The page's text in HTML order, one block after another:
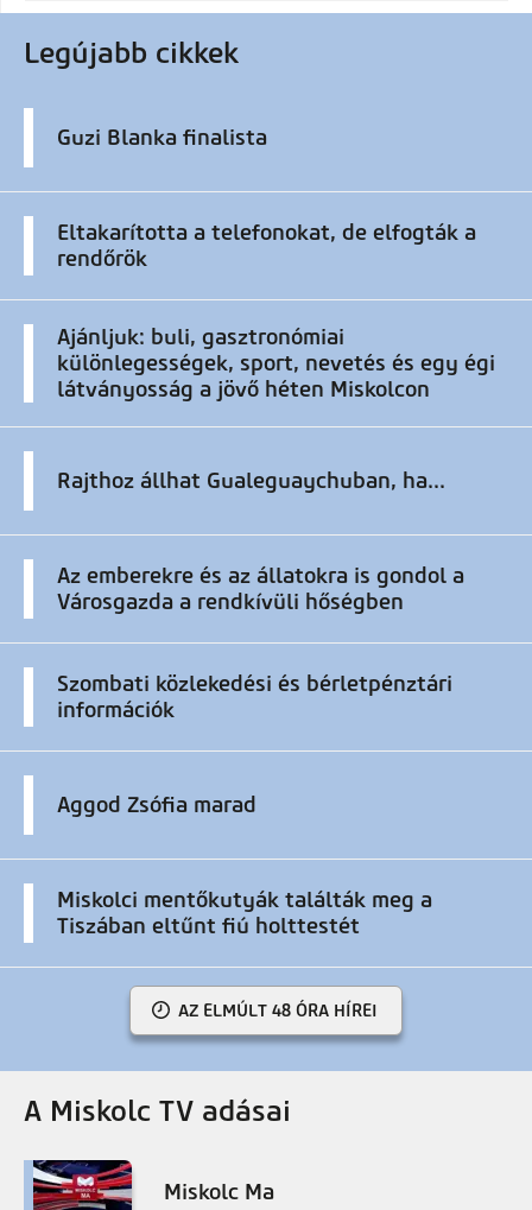
Legújabb cikkek
Guzi Blanka finalista
Eltakarította a telefonokat, de elfogták a
rendőrök
Ajánljuk: buli, gasztronómiai
különlegességek, sport, nevetés és egy égi
látványosság a jövő héten Miskolcon
Rajthoz állhat Gualeguaychuban, ha...
Az emberekre és az állatokra is gondol a
Városgazda a rendkívüli hőségben
Szombati közlekedési és bérletpénztári
információk
Aggod Zsófia marad
Miskolci mentőkutyák találták meg a
Tiszában eltűnt fiú holttestét
AZ ELMÚLT 48 ÓRA HÍREI
A Miskolc TV adásai
Miskolc Ma